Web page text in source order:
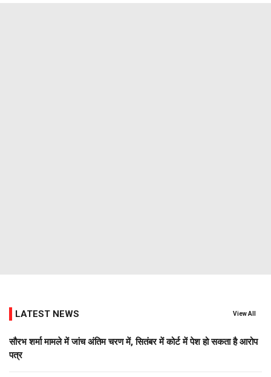
LATEST NEWS View All
सौरभ शर्मा मामले में जांच अंतिम चरण में, सितंबर में कोर्ट में पेश हो सकता है आरोप
पत्र